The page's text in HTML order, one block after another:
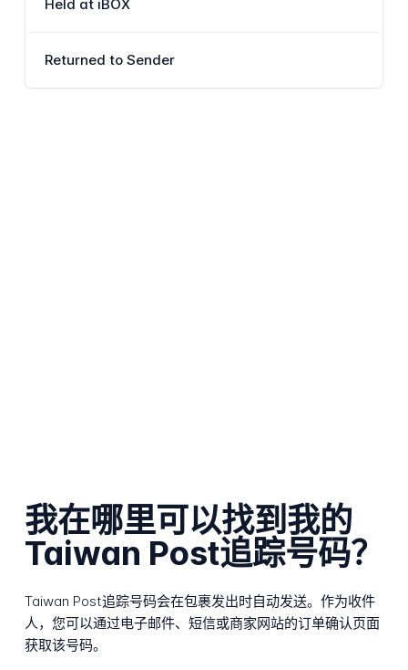
Held at iBOX
Returned to Sender
我在哪里可以找到我的
Taiwan Post追踪号码？
Taiwan Post追踪号码会在包裹发出时自动发送。作为收件
人，您可以通过电子邮件、短信或商家网站的订单确认页面
获取该号码。